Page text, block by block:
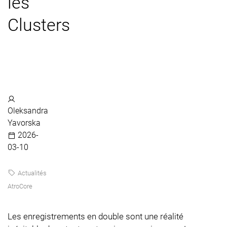
Clusters
Oleksandra
Yavorska
2026-
03-10
Actualités
AtroCore
Les enregistrements en double sont une réalité